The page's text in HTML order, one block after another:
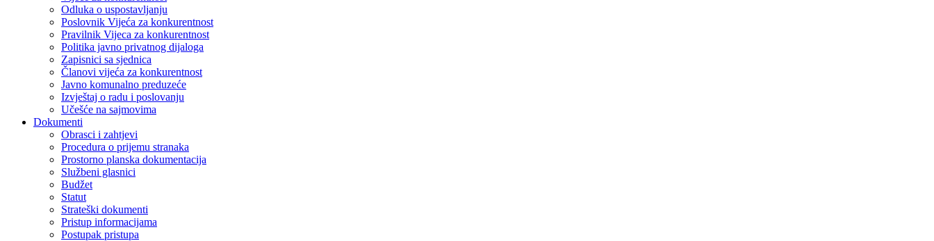
Odluka o uspostavljanju
Poslovnik Vijeća za konkurentnost
Pravilnik Vijeca za konkurentnost
Politika javno privatnog dijaloga
Zapisnici sa sjednica
Članovi vijeća za konkurentnost
Javno komunalno preduzeće
Izvještaj o radu i poslovanju
Učešće na sajmovima
Dokumenti
Obrasci i zahtjevi
Procedura o prijemu stranaka
Prostorno planska dokumentacija
Službeni glasnici
Budžet
Statut
Strateški dokumenti
Pristup informacijama
Postupak pristupa